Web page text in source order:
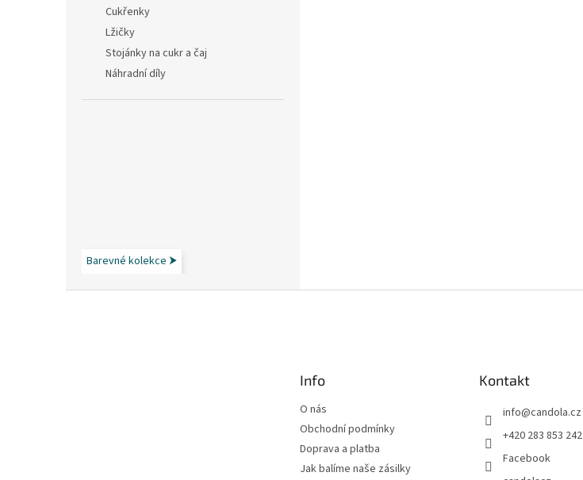
Cukřenky
Lžičky
Stojánky na cukr a čaj
Náhradní díly
Barevné kolekce ⮞
Info
O nás
Obchodní podmínky
Doprava a platba
Jak balíme naše zásilky
Kontakt
info@candola.cz
+420 283 853 242
Facebook